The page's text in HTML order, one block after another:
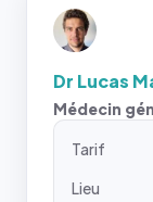
Dr Lucas
Médecin
Tarif
Lieu